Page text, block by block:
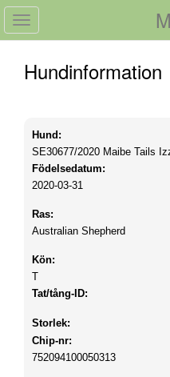
Toggle
navigation
Hundinformation
Hund:
SE30677/2020 Maibe Tails
Födelsedatum:
2020-03-31
Ras:
Australian Shepherd
Kön:
T
Tat/tång-ID:
Storlek:
Chip-nr:
752094100050313